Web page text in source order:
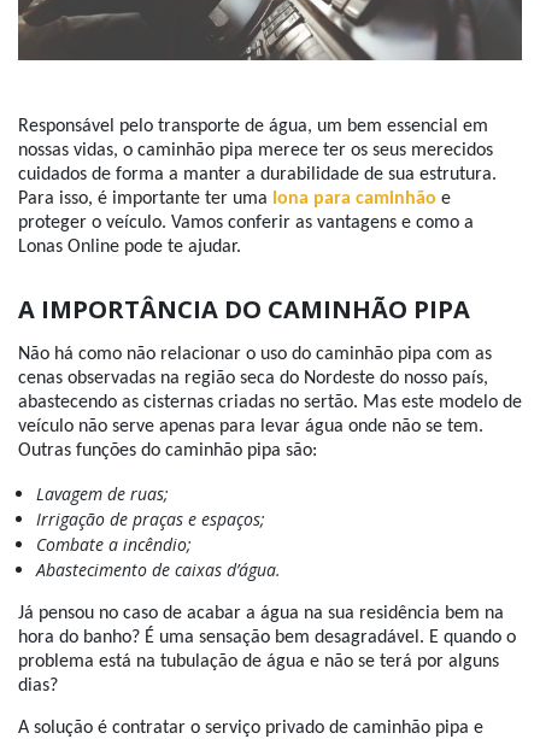
Responsável pelo transporte de água, um bem essencial em
nossas vidas, o caminhão pipa merece ter os seus merecidos
cuidados de forma a manter a durabilidade de sua estrutura.
Para isso, é importante ter uma lona para caminhão e
proteger o veículo. Vamos conferir as vantagens e como a
Lonas Online pode te ajudar.
A IMPORTÂNCIA DO CAMINHÃO PIPA
Não há como não relacionar o uso do caminhão pipa com as
cenas observadas na região seca do Nordeste do nosso país,
abastecendo as cisternas criadas no sertão. Mas este modelo de
veículo não serve apenas para levar água onde não se tem.
Outras funções do caminhão pipa são:
Lavagem de ruas;
Irrigação de praças e espaços;
Combate a incêndio;
Abastecimento de caixas d’água.
Já pensou no caso de acabar a água na sua residência bem na
hora do banho? É uma sensação bem desagradável. E quando o
problema está na tubulação de água e não se terá por alguns
dias?
A solução é contratar o serviço privado de caminhão pipa e